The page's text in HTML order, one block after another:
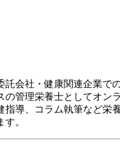
託会社・健康関連企業で
の管理栄養士としてオン
指導、コラム執筆など栄
。